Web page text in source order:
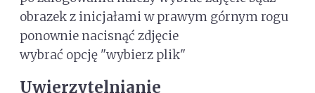
obrazek z inicjałami w prawym górnym rogu
ponownie nacisnąć zdjęcie
wybrać opcję "wybierz plik"
Uwierzytelnianie